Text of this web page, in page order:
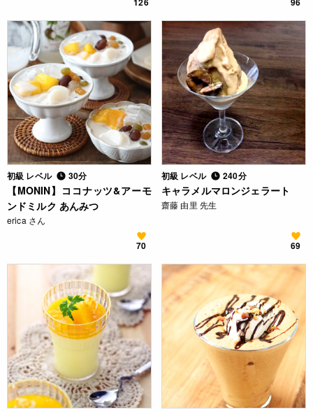
初級 レベル 30分
【MONIN】ココナッツ&アーモ
ンドミルク あんみつ
erica さん
70
初級 レベル 240分
キャラメルマロンジェラート
齋藤 由里 先生
69